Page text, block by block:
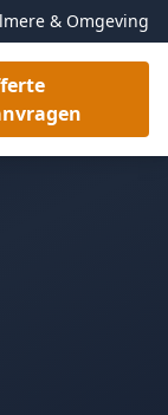
& Omgeving